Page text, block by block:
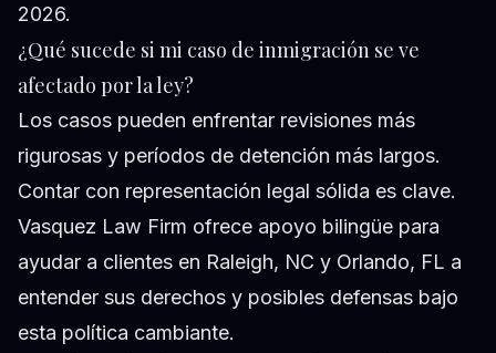
2026.
¿Qué sucede si mi caso de inmigración se ve
afectado por la ley?
Los casos pueden enfrentar revisiones más
rigurosas y períodos de detención más largos.
Contar con representación legal sólida es clave.
Vasquez Law Firm ofrece apoyo bilingüe para
ayudar a clientes en Raleigh, NC y Orlando, FL a
entender sus derechos y posibles defensas bajo
esta política cambiante.